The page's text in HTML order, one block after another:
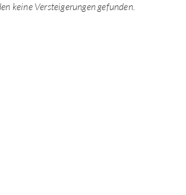
keine Versteigerungen gefunden.